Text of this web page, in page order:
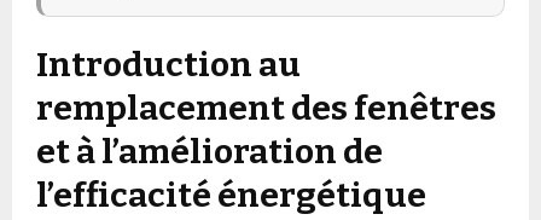
Introduction au
remplacement des fenêtres
et à l’amélioration de
l’efficacité énergétique